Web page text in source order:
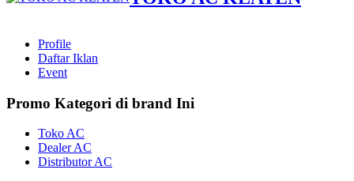
Profile
Daftar Iklan
Event
Promo Kategori di brand Ini
Toko AC
Dealer AC
Distributor AC